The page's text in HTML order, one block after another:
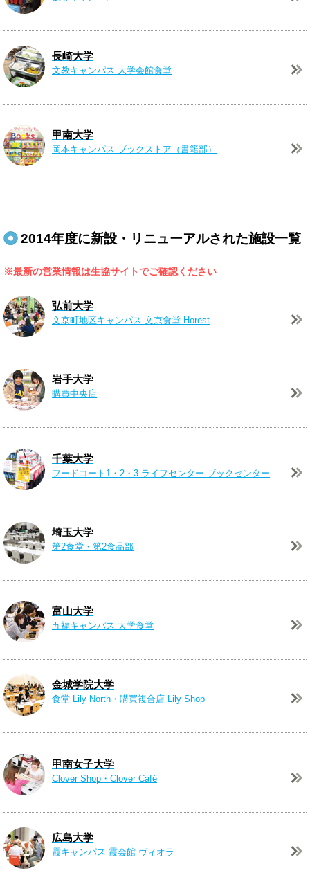
長崎大学
文教キャンパス 大学会館食堂
甲南大学
岡本キャンパス ブックストア（書籍部）
2014年度に新設・リニューアルされた施設一覧
※最新の営業情報は生協サイトでご確認ください
弘前大学
文京町地区キャンパス 文京食堂 Horest
岩手大学
購買中央店
千葉大学
フードコート1・2・3 ライフセンター ブックセンター
埼玉大学
第2食堂・第2食品部
富山大学
五福キャンパス 大学食堂
金城学院大学
食堂 Lily North・ 購買複合店 Lily Shop
甲南女子大学
Clover Shop・ Clover Café
広島大学
霞キャンパス 霞会館 ヴィオラ